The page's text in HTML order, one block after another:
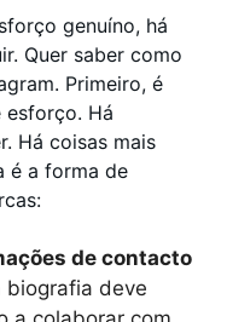
genuíno, há
Quer saber como
Primeiro, é
esforço. Há
Há coisas mais
é a forma de
de contacto
biografia deve